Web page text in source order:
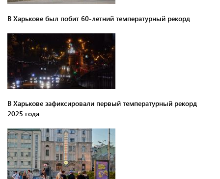
В Харькове был побит 60-летний температурный рекорд
В Харькове зафиксировали первый температурный рекорд
2025 года